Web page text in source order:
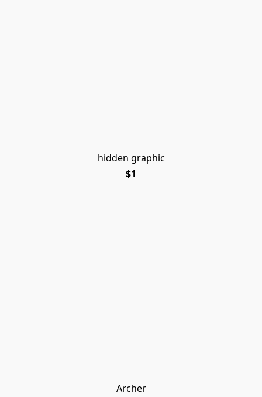
hidden graphic
$1
Archer